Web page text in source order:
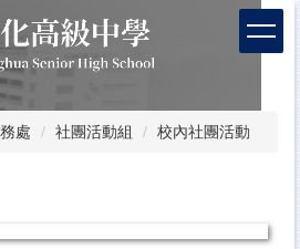
處 社團活動組 校內社團活動